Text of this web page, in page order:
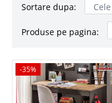
Sortare dupa:
Produse pe pagina:
-35%
-35%